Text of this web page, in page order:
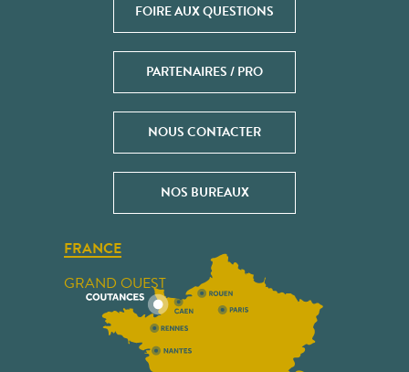
FOIRE AUX QUESTIONS
PARTENAIRES / PRO
NOUS CONTACTER
NOS BUREAUX
FRANCE
GRAND OUEST